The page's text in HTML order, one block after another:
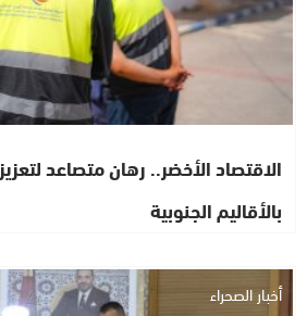
الاقتصاد الأخضر.. رهان متصاعد
بالأقاليم الجنوبية
أخبار الصحراء